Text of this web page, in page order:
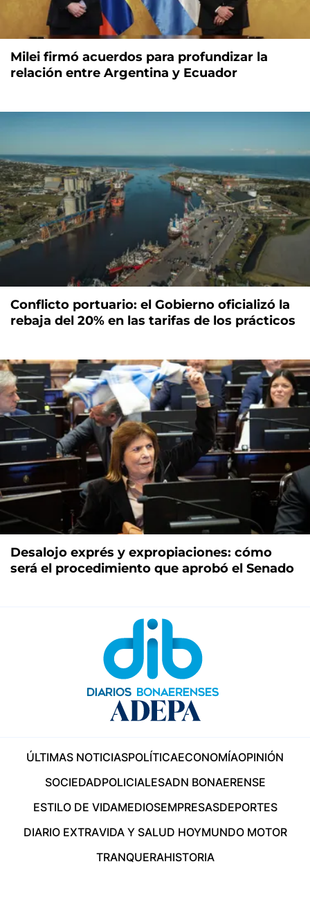
Milei firmó acuerdos para profundizar la
relación entre Argentina y Ecuador
Conflicto portuario: el Gobierno oficializó la
rebaja del 20% en las tarifas de los prácticos
Desalojo exprés y expropiaciones: cómo
será el procedimiento que aprobó el Senado
ÚLTIMAS NOTICIASPOLÍTICAECONOMÍAOPINIÓN
SOCIEDADPOLICIALESADN BONAERENSE
ESTILO DE VIDAMEDIOSEMPRESASDEPORTES
DIARIO EXTRAVIDA Y SALUD HOYMUNDO MOTOR
TRANQUERAHISTORIA